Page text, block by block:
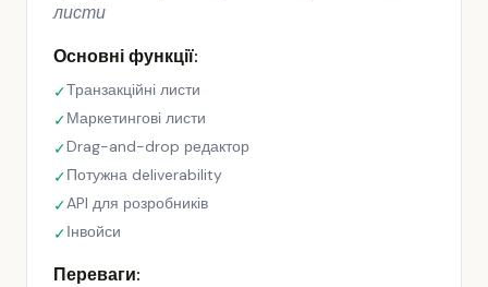
листи
Основні функції:
✓Транзакційні листи
✓Маркетингові листи
✓Drag-and-drop редактор
✓Потужна deliverability
✓API для розробників
✓Інвойси
Переваги: